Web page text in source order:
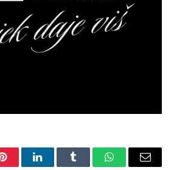
PinterestLinkedInTumblr WhatsAppEmail